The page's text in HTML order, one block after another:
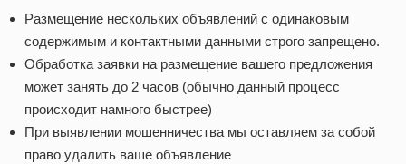
Размещение нескольких объявлений с одинаковым
содержимым и контактными данными строго запрещено.
Обработка заявки на размещение вашего предложения
может занять до 2 часов (обычно данный процесс
происходит намного быстрее)
При выявлении мошенничества мы оставляем за собой
право удалить ваше объявление